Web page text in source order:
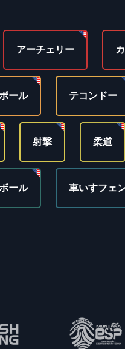
アーチェリー
ール テコンドー
射撃 柔道
ール 車いすフェ